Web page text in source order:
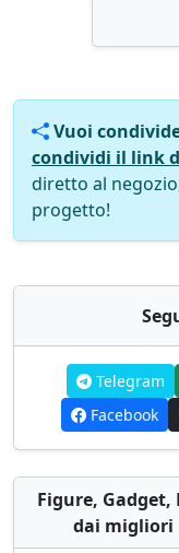
Vuoi
condividi il link
diretto al
progetto!
Telegram
Facebook
Figure, Gadget,
dai migliori